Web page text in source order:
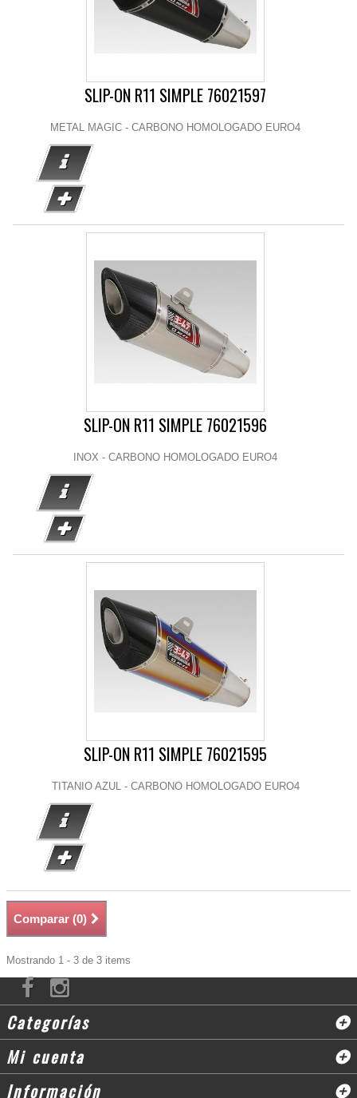
SLIP-ON R11 SIMPLE 76021597
METAL MAGIC - CARBONO HOMOLOGADO EURO4
SLIP-ON R11 SIMPLE 76021596
INOX - CARBONO HOMOLOGADO EURO4
SLIP-ON R11 SIMPLE 76021595
TITANIO AZUL - CARBONO HOMOLOGADO EURO4
Comparar (0)
Mostrando 1 - 3 de 3 items
Categorías
Mi cuenta
Información